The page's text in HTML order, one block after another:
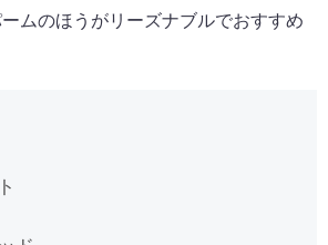
ムのほうがリーズナブルでおすすめ